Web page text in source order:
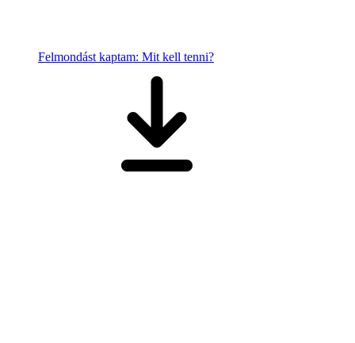
Felmondást kaptam: Mit kell tenni?